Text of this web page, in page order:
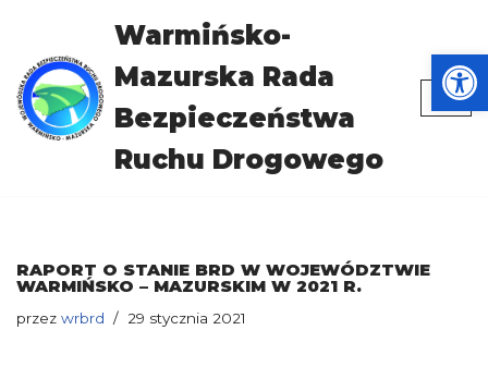
Przejdź
do
treści
Warmińsko-
Mazurska Rada
Bezpieczeństwa
Ruchu Drogowego
RAPORT O STANIE BRD W WOJEWÓDZTWIE
WARMIŃSKO – MAZURSKIM W 2021 R.
przez wrbrd 29 stycznia 2021